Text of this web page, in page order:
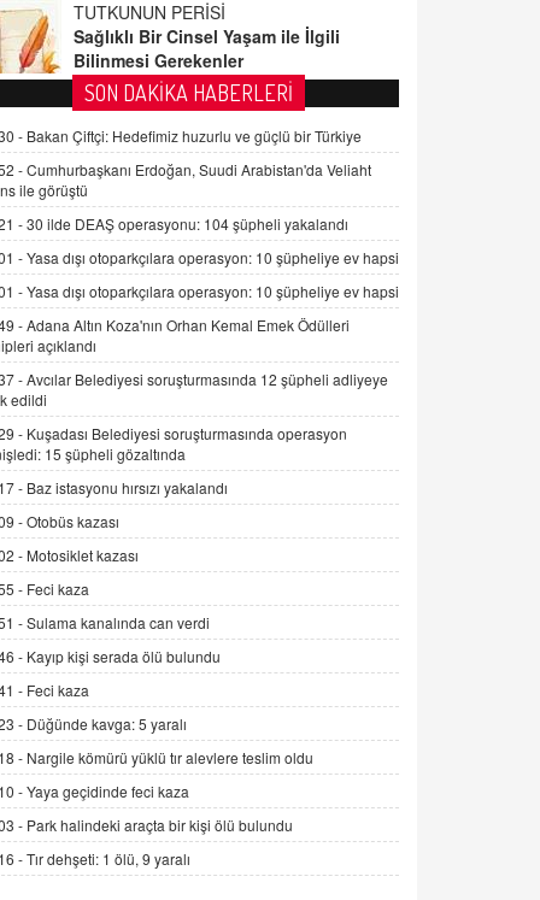
Bilinmesi Gerekenler
08.11.2024 13:16
FARUK ÖNALAN
Tezkere Onaylanmasaydı…
2 Kasım 2021 Salı 00:11
AV. DOĞAN CAN DOĞAN
Kişisel verilerin korunması ve dijital
hukukun gelişimi
15.09.2025 16:17
SEHER EREK
Kış Ayları Geldi, Hangi Önlemler
Alınmalı?
İNCİ GÜL AKÖL
Trump Keşke Adana'yı da Ziyaret Etse...
06.07.2026 13:00
ADEM AKÖL
Esed Destekçilerinin Yüzüne Vurulan
Şamar: Sednaya
11.12.2024 12:30
DR. EKREM ASLAN
Gerçek Ne, Algı Ne? "Beraber
Yürüyoruz" Cümlesinin Peşinden
19.07.2025 12:45
GÖNÜL MENEKŞE
Şifacının Yolu
04.11.2025 12:56
SON DAKİKA HABERLERİ
- Bakan Çiftçi: Hedefimiz huzurlu ve güçlü bir Türkiye
-Cumhurbaşkanı Erdoğan, Suudi Arabistan'da Veliaht
ile görüştü
-30 ilde DEAŞ operasyonu: 104 şüpheli yakalandı
-Yasa dışı otoparkçılara operasyon: 10 şüpheliye ev hapsi
-Yasa dışı otoparkçılara operasyon: 10 şüpheliye ev hapsi
-Adana Altın Koza'nın Orhan Kemal Emek Ödülleri
açıklandı
-Avcılar Belediyesi soruşturmasında 12 şüpheli adliyeye
edildi
- Kuşadası Belediyesi soruşturmasında operasyon
15 şüpheli gözaltında
- Baz istasyonu hırsızı yakalandı
-Otobüs kazası
- Motosiklet kazası
- Feci kaza
-Sulama kanalında can verdi
- Kayıp kişi serada ölü bulundu
- Feci kaza
- Düğünde kavga: 5 yaralı
- Nargile kömürü yüklü tır alevlere teslim oldu
-Yaya geçidinde feci kaza
- Park halindeki araçta bir kişi ölü bulundu
-Tır dehşeti: 1 ölü, 9 yaralı